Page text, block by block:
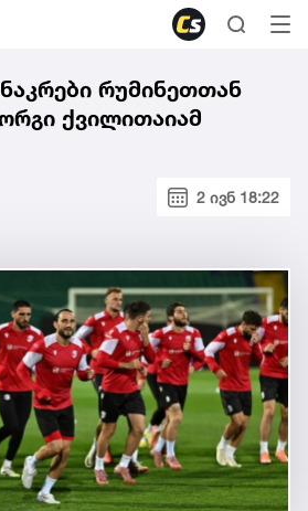
რუმინეთთან
ქვილითაიამ
2 ივნ 18:22